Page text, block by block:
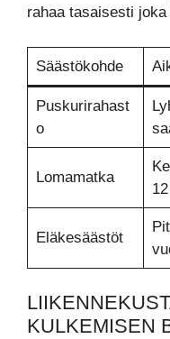
rahaa tasaisesti
Säästökohde
Puskurirahast
o
Lomamatka
Eläkesäästöt
KULKEMISEN